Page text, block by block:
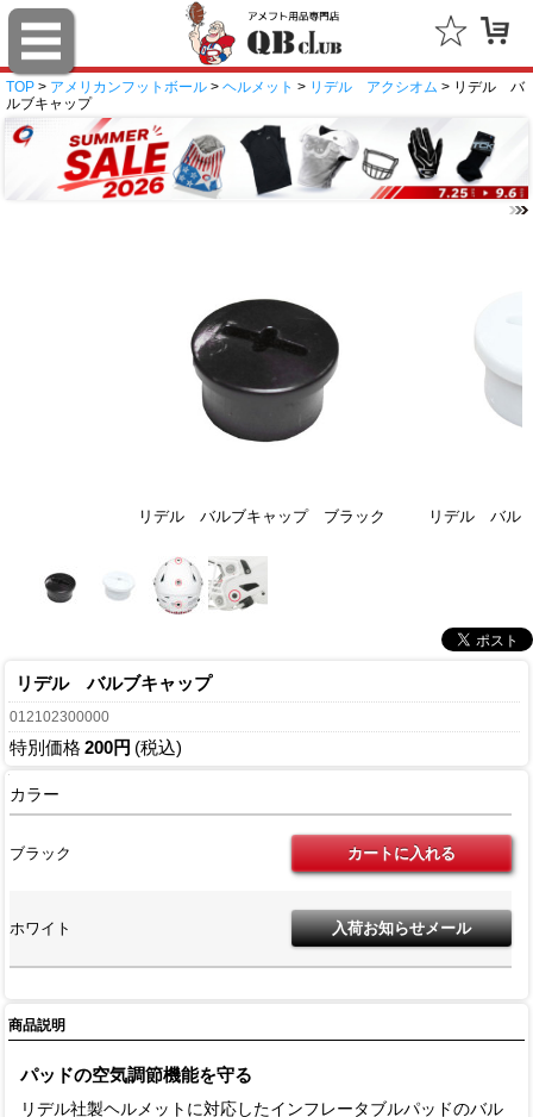
TOP > アメリカンフットボール > ヘルメット > リデル アクシオム > リデル バ
ルブキャップ
リデル バルブキャップ ブラック リデル バル
リデル バルブキャップ
012102300000
特別価格 200円 (税込)
カラー
ブラック
ホワイト
商品説明
パッドの空気調節機能を守る
リデル社製ヘルメットに対応したインフレータブルパッドのバル